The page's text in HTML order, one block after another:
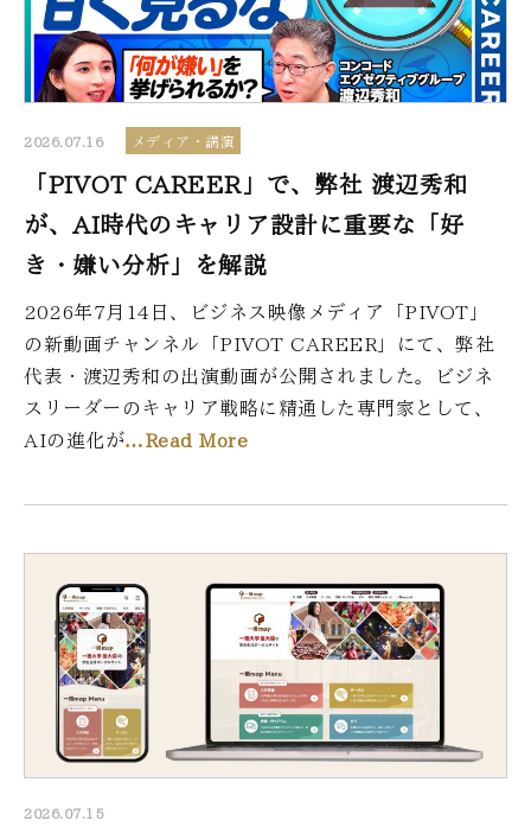
2026.07.16 メディア・講演
「PIVOT CAREER」で、弊社 渡辺秀和
が、AI時代のキャリア設計に重要な「好
き・嫌い分析」を解説
2026年7月14日、ビジネス映像メディア「PIVOT」
の新動画チャンネル「PIVOT CAREER」にて、弊社
代表・渡辺秀和の出演動画が公開されました。ビジネ
スリーダーのキャリア戦略に精通した専門家として、
AIの進化が…Read More
2026.07.15